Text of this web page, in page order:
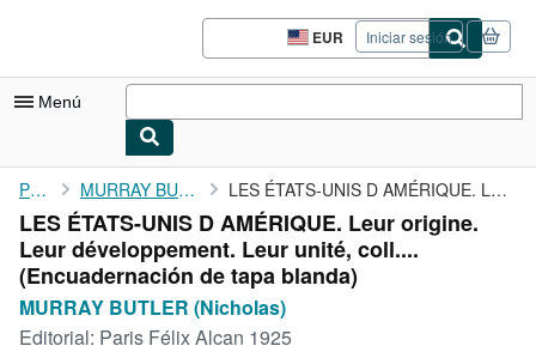
Pasar al contenido principal
EUR
Preferencias
de
del
Iniciar sesión
Menú
Mi cuenta
Consultar mis pedidos
Cerrar sesión
Búsqueda avanzada
Portada MURRAY BUTLER (Nicholas) LES ÉTATS-UNIS D AMÉRIQUE. Leur origine. Leur développement. ...
LES ÉTATS-UNIS D AMÉRIQUE. Leur origine.
Leur développement. Leur unité, coll....
(Encuadernación de tapa blanda)
MURRAY BUTLER (Nicholas)
Editorial: Paris Félix Alcan 1925